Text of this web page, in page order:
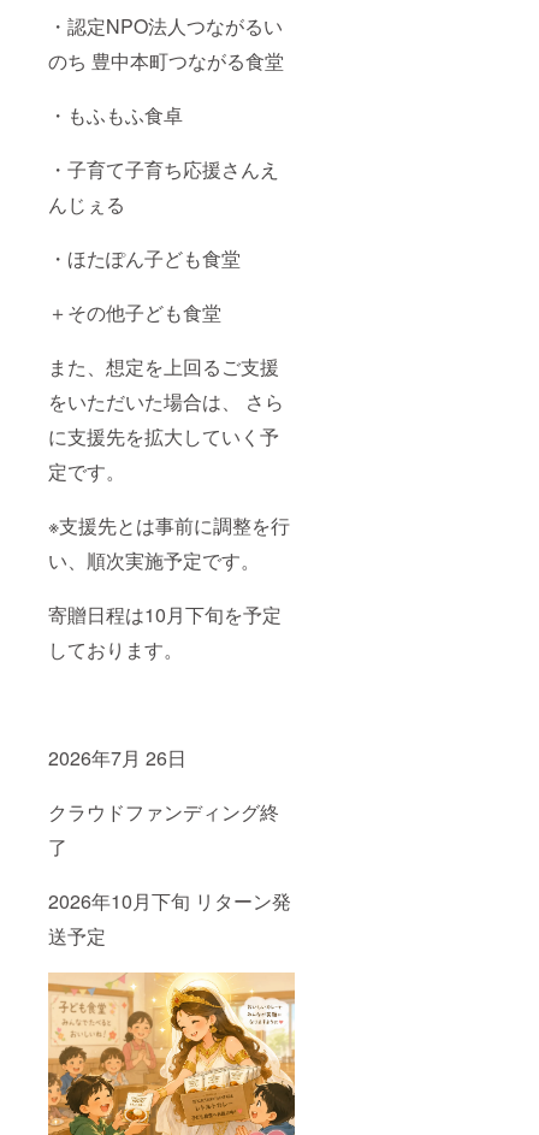
・認定NPO法人つながるい
のち 豊中本町つながる食堂
・もふもふ食卓
・子育て子育ち応援さんえ
んじぇる
・ほたぽん子ども食堂
＋その他子ども食堂
また、想定を上回るご支援
をいただいた場合は、 さら
に支援先を拡大していく予
定です。
※支援先とは事前に調整を行
い、順次実施予定です。
寄贈日程は10月下旬を予定
しております。
2026年7月 26日
クラウドファンディング終
了
2026年10月下旬 リターン発
送予定